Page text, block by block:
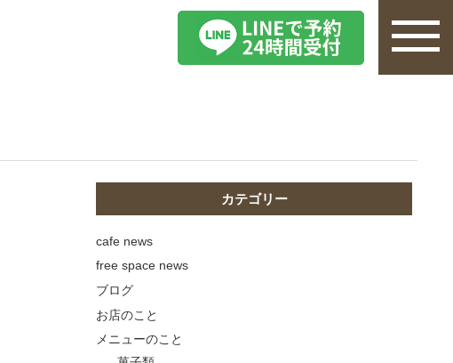
カテゴリー
cafe news
free space news
ブログ
お店のこと
メニューのこと